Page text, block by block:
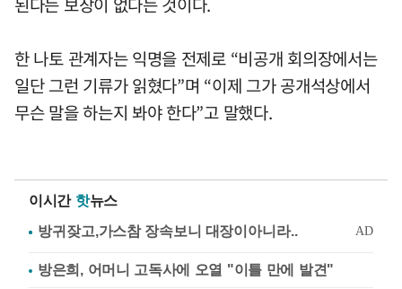
한 나토 관계자는 익명을 전제로 “비공개 회의장에서는
일단 그런 기류가 읽혔다”며 “이제 그가 공개석상에서
무슨 말을 하는지 봐야 한다”고 말했다.
이시간 핫뉴스
방은희, 어머니 고독사에 오열 "이틀 만에 발견"